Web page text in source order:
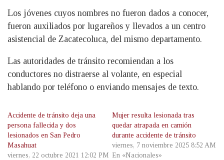
Los jóvenes cuyos nombres no fueron dados a conocer,
fueron auxiliados por lugareños y llevados a un centro
asistencial de Zacatecoluca, del mismo departamento.
Las autoridades de tránsito recomiendan a los
conductores no distraerse al volante, en especial
hablando por teléfono o enviando mensajes de texto.
Accidente de tránsito deja una
persona fallecida y dos
lesionados en San Pedro
Masahuat
viernes, 22 octubre 2021 12:02 PM
Mujer resulta lesionada tras
quedar atrapada en camión
durante accidente de tránsito
viernes, 7 noviembre 2025 8:52 AM
En «Nacionales»